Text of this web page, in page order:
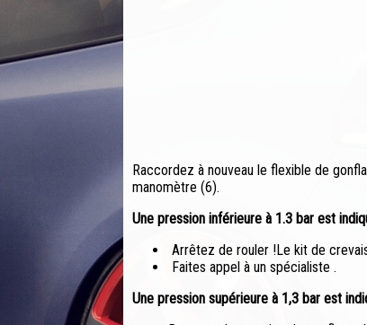
Raccordez à nouveau le flexible de
manomètre (6).
Une pression inférieure à 1.3 bar est
Arrêtez de rouler !Le kit de
Faites appel à un spécialiste .
Une pression supérieure à 1,3 bar est